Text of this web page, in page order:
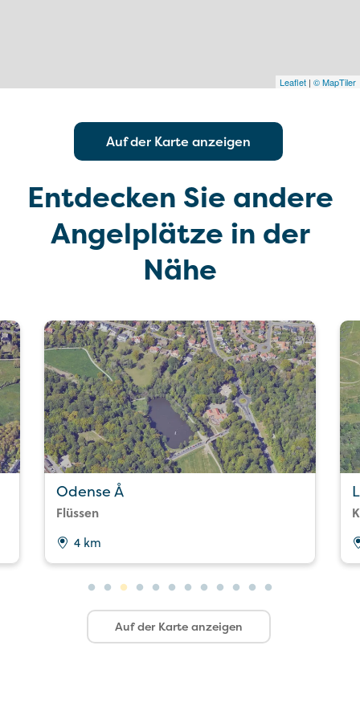
Leaflet | © MapTiler
Auf der Karte anzeigen
Entdecken Sie andere
Angelplätze in der
Nähe
Odense Å
Flüssen
4 km
Auf der Karte anzeigen